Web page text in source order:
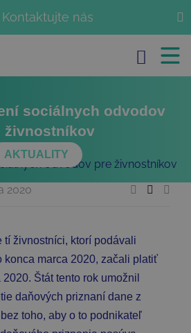
Kontaktujte nás
905 63 63 63
info@zmenysro.sk
Search for:
sociálnych odvodov
živnostníkov
AKTUALITY
2020
tí živnostníci, ktorí podávali
konca marca 2020, začali platiť
Štát tento rok umožnil
daňových priznaní dane z
toho, aby o to podnikateľ